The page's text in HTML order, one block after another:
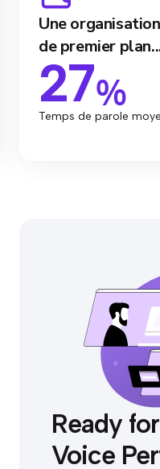
Une
de premier
27%
Temps de parole
Ready
Voice